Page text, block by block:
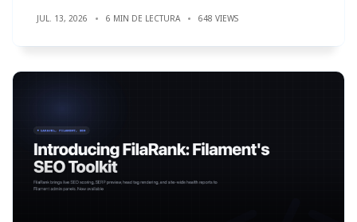
JUL. 13, 2026 6 MIN DE LECTURA 648 VIEWS